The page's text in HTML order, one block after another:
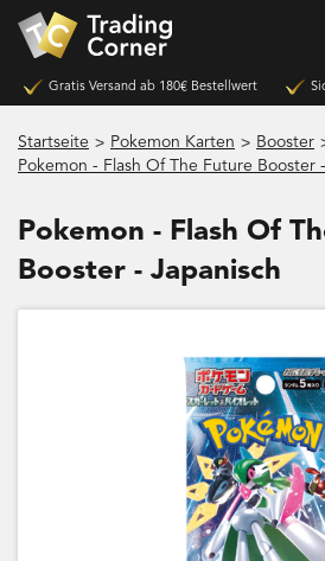
Gratis Versand ab 180€ Bestellwert
Startseite > Pokemon Karten > Booster
Pokemon - Flash Of The Future Booster
Pokemon - Flash Of
Booster - Japanisch